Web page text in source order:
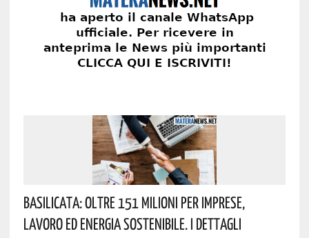
Basilicata: Oltre 151 Milioni Per Imprese,
Lavoro Ed Energia Sostenibile. I Dettagli